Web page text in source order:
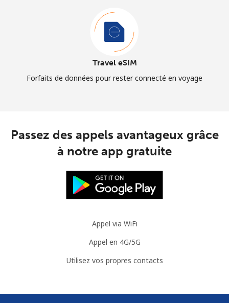
Travel eSIM
Forfaits de données pour rester connecté en voyage
Passez des appels avantageux grâce
à notre app gratuite
Appel via WiFi
Appel en 4G/5G
Utilisez vos propres contacts